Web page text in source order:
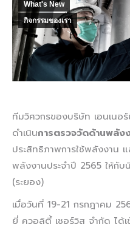
What's New
กิจกรรมของเรา
ทีมวิศวกรของบริษัท เอนเนอ
ดำเนินการตรวจวัดด้านพลัง
ประสิทธิภาพการใช้พลังงาน
พลังงานประจำปี 2565 ให้กั
(ระยอง)
เมื่อวันที่ 19-21 กรกฎาคม
ยี่ ควอลิตี้ เซอร์วิส จำกัด ได้เ